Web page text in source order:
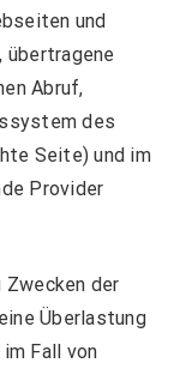
und
übertragene
Abruf,
des
Seite) und im
Provider
Zwecken der
Überlastung
Fall von